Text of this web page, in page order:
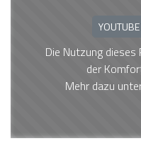
Die Nutzung
der
Mehr dazu